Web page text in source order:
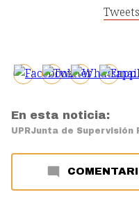
En esta noticia:
UPRJunta de Supervisión